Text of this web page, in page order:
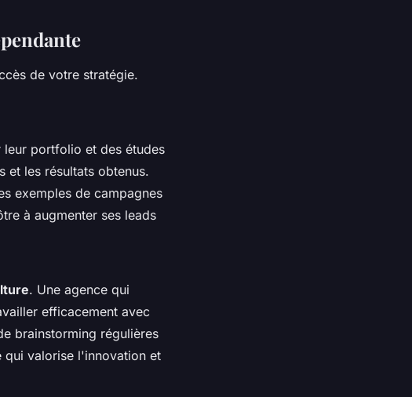
de votre stratégie.
leur portfolio et des études
et les résultats obtenus.
exemples de campagnes
à augmenter ses leads
. Une agence qui
efficacement avec
brainstorming régulières
qui valorise l'innovation et